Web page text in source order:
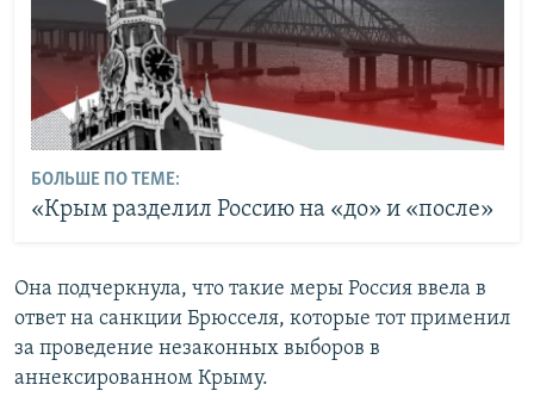
БОЛЬШЕ ПО ТЕМЕ:
«Крым разделил Россию на «до» и «после»
Она подчеркнула, что такие меры Россия ввела в
ответ на санкции Брюсселя, которые тот применил
за проведение незаконных выборов в
аннексированном Крыму.